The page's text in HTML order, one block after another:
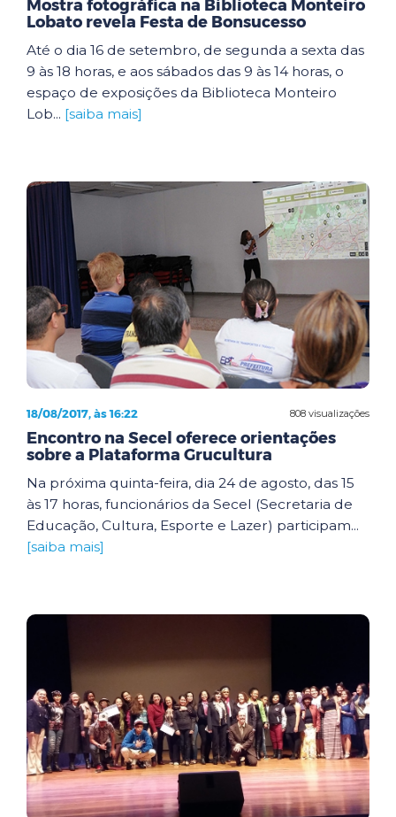
Mostra fotográfica na Biblioteca Monteiro
Lobato revela Festa de Bonsucesso
Até o dia 16 de setembro, de segunda a sexta das
9 às 18 horas, e aos sábados das 9 às 14 horas, o
espaço de exposições da Biblioteca Monteiro
Lob... [saiba mais]
808 visualizações
18/08/2017, às 16:22
Encontro na Secel oferece orientações
sobre a Plataforma Grucultura
Na próxima quinta-feira, dia 24 de agosto, das 15
às 17 horas, funcionários da Secel (Secretaria de
Educação, Cultura, Esporte e Lazer) participam...
[saiba mais]